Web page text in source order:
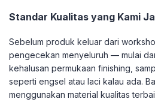
Standar Kualitas yang Kami
Sebelum produk keluar dari
pengecekan menyeluruh — mulai
kehalusan permukaan finishing,
seperti engsel atau laci kalau ada.
menggunakan material kualitas